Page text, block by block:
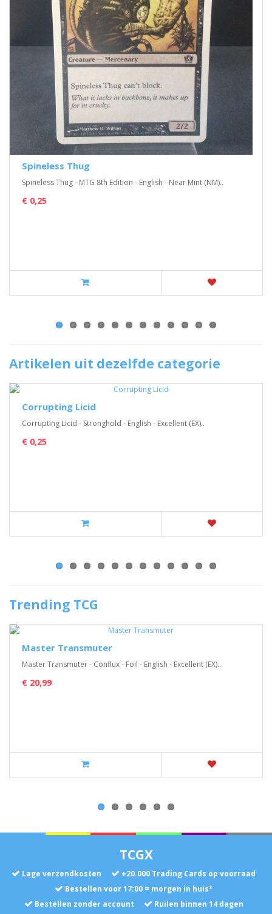
Spineless Thug
Spineless Thug - MTG 8th Edition - English - Near Mint (NM)..
€ 0,25
Artikelen uit dezelfde categorie
Corrupting Licid
Corrupting Licid - Stronghold - English - Excellent (EX)..
€ 0,25
Trending TCG
Master Transmuter
Master Transmuter - Conflux - Foil - English - Excellent (EX)..
€ 20,99
TCGX
Lage verzendkosten +20.000 Trading Cards op voorraad
Bestellen voor 17:00 = morgen in huis*
Bestellen zonder account
Ruilen binnen 14 dagen